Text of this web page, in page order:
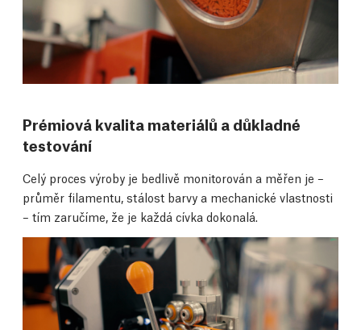
Prémiová kvalita materiálů a důkladné
testování
Celý proces výroby je bedlivě monitorován a měřen je –
průměr filamentu, stálost barvy a mechanické vlastnosti
– tím zaručíme, že je každá cívka dokonalá.